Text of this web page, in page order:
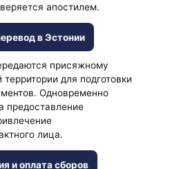
апостилем.
в Эстонии
присяжному
для подготовки
Одновременно
предоставление
лица.
и оплата сборов